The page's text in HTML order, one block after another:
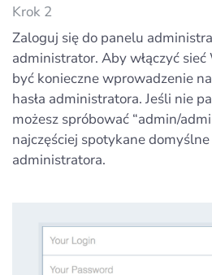
Krok 2
Zaloguj się do panelu
administrator. Aby włączyć
być konieczne wprowadzenie
hasła administratora. Jeśli nie
możesz spróbować “admin/
najczęściej spotykane
administratora.